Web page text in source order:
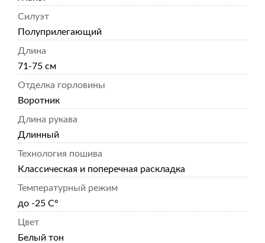
Силуэт
Полуприлегающий
Длина
71-75 см
Отделка горловины
Воротник
Длина рукава
Длинный
Технология пошива
Классическая и поперечная раскладка
Температурный режим
до -25 С°
Цвет
Белый тон